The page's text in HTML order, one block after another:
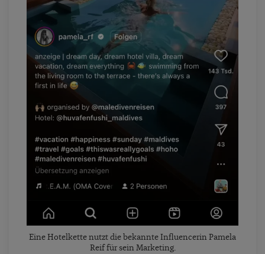
Eine Hotelkette nutzt die bekannte Influencerin Pamela
Reif für sein Marketing.